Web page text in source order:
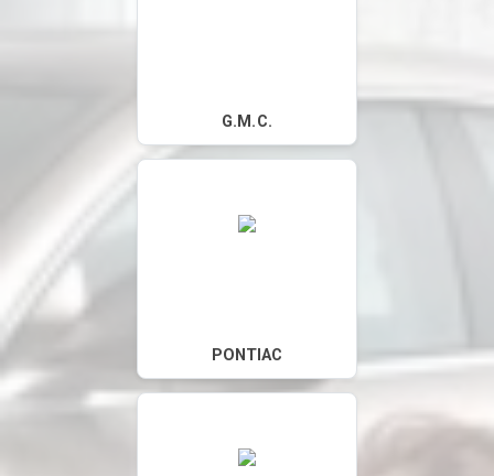
G.M.C.
PONTIAC